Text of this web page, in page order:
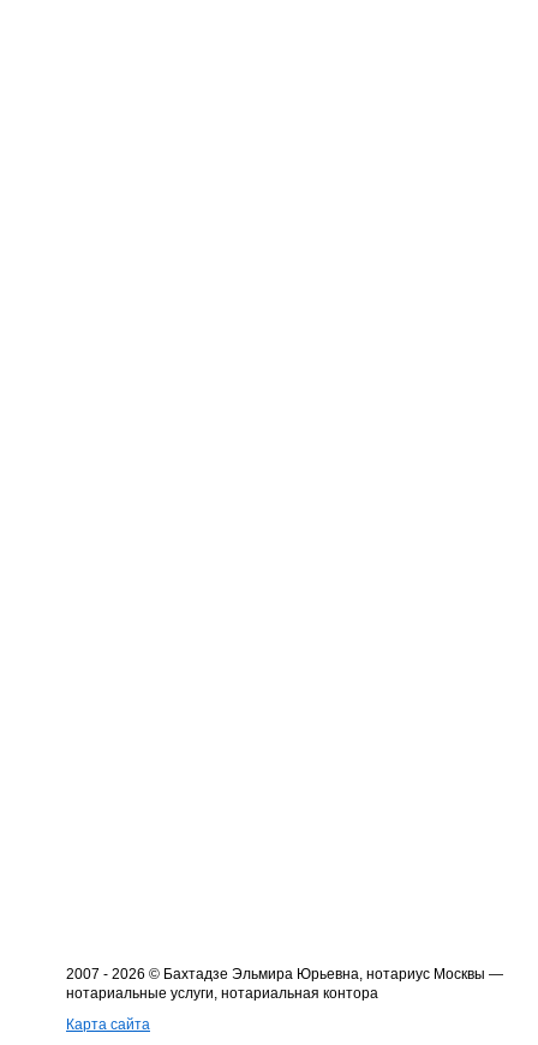
2007 - 2026 © Бахтадзе Эльмира Юрьевна, нотариус Москвы —
нотариальные услуги, нотариальная контора
Карта сайта